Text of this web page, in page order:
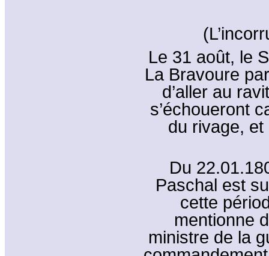
Le 31 août, le
La Bravoure
d’aller au
s’échoueront
du rivage,
Du
Paschal est
cette
mentionne
ministre de la